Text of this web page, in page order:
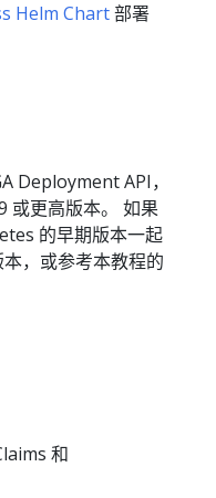
Helm Chart部署
Deployment API，
或更高版本。 如果
的早期版本一起
，或参考本教程的
和